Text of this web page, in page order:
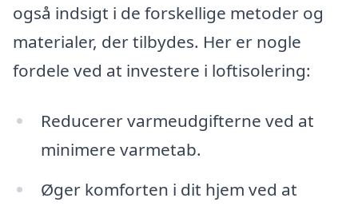
også indsigt i de forskellige metoder og
materialer, der tilbydes. Her er nogle
fordele ved at investere i loftisolering:
Reducerer varmeudgifterne ved at
minimere varmetab.
Øger komforten i dit hjem ved at